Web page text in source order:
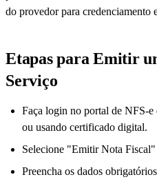
do provedor para credenciamento
Etapas para Emitir
Serviço
Faça login no portal de NFS-
ou usando certificado digital.
Selecione "Emitir Nota
Preencha os dados